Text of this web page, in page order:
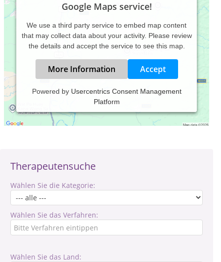
Therapeutensuche
Wählen Sie die Kategorie:
Wählen Sie das Verfahren:
Wählen Sie das Land:
Google Maps service!
We use a third party service to embed map content
that may collect data about your activity. Please review
the details and accept the service to see this map.
More Information Accept
Powered by Usercentrics Consent Management
Platform
Verantwortlich für den Inhalt des Eintrages ist: Nicole Wiede